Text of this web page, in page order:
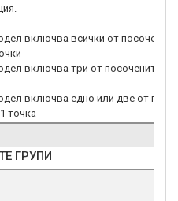
включва всички от
включва три от посочените
включва едно или две от
точка
ГРУПИ